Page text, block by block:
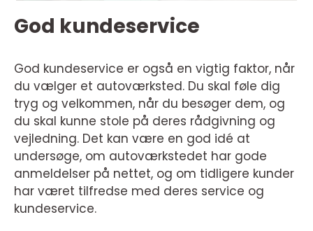
God kundeservice
God kundeservice er også en vigtig faktor, når
du vælger et autoværksted. Du skal føle dig
tryg og velkommen, når du besøger dem, og
du skal kunne stole på deres rådgivning og
vejledning. Det kan være en god idé at
undersøge, om autoværkstedet har gode
anmeldelser på nettet, og om tidligere kunder
har været tilfredse med deres service og
kundeservice.